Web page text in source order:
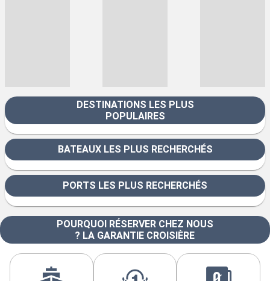
DESTINATIONS LES PLUS
POPULAIRES
BATEAUX LES PLUS RECHERCHÉS
PORTS LES PLUS RECHERCHÉS
POURQUOI RÉSERVER CHEZ NOUS
? LA GARANTIE CROISIÈRE